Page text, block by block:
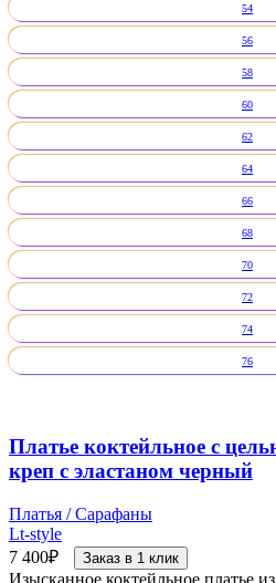
54
56
58
60
62
64
66
68
70
72
74
76
Платье коктейльное с
креп с эластаном черный
Платья / Сарафаны
Lt-style
7 400₽ Заказ в 1 клик
Изысканное коктейльное платье